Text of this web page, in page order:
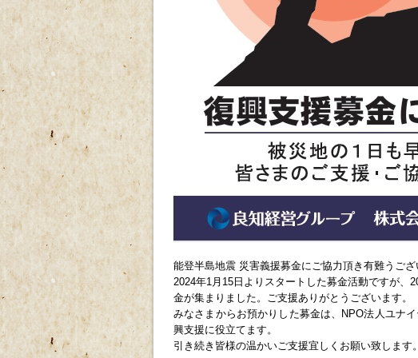
能登半島地震 災害義援募金にご協力頂き有難うござ
2024年1月15日よりスタートした募金活動ですが、
金が集まりました。ご支援ありがとうございます。
みなさまからお預かりした募金は、NPO法人ユナ
興支援に役立てます。
引き続き皆様の温かいご支援宜しくお願い致します。